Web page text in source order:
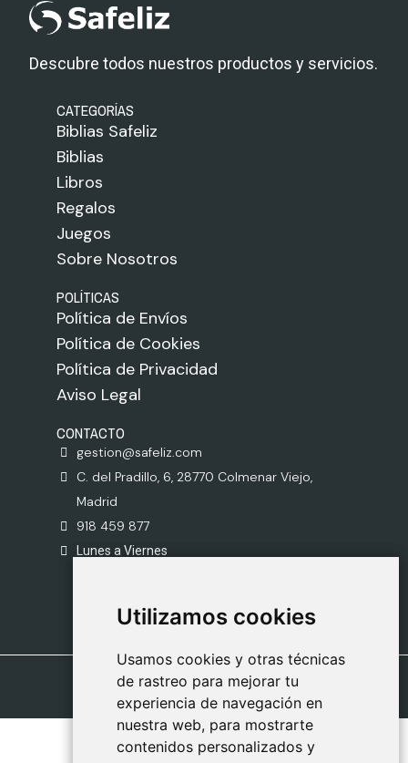
Utilizamos cookies
Usamos cookies y otras técnicas
de rastreo para mejorar tu
experiencia de navegación en
nuestra web, para mostrarte
contenidos personalizados y
Utilizamos cookies
Usamos cookies y otras técnicas
de rastreo para mejorar tu
experiencia de navegación en
nuestra web, para mostrarte
contenidos personalizados y
Descubre todos nuestros productos y servicios.
CATEGORÍAS
Biblias Safeliz
Biblias
Libros
Regalos
Juegos
Sobre Nosotros
POLÍTICAS
Política de Envíos
Política de Cookies
Política de Privacidad
Aviso Legal
CONTACTO
gestion@safeliz.com
C. del Pradillo, 6, 28770 Colmenar Viejo,
Madrid
918 459 877
Lunes a Viernes